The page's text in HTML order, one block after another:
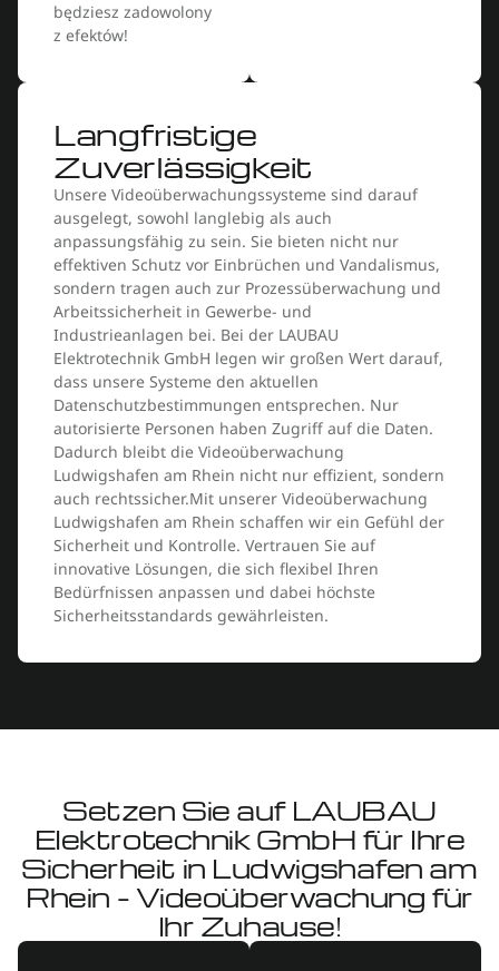
będziesz zadowolony
z efektów!
Langfristige
Zuverlässigkeit
Unsere Videoüberwachungssysteme sind darauf
ausgelegt, sowohl langlebig als auch
anpassungsfähig zu sein. Sie bieten nicht nur
effektiven Schutz vor Einbrüchen und Vandalismus,
sondern tragen auch zur Prozessüberwachung und
Arbeitssicherheit in Gewerbe- und
Industrieanlagen bei. Bei der LAUBAU
Elektrotechnik GmbH legen wir großen Wert darauf,
dass unsere Systeme den aktuellen
Datenschutzbestimmungen entsprechen. Nur
autorisierte Personen haben Zugriff auf die Daten.
Dadurch bleibt die Videoüberwachung
Ludwigshafen am Rhein nicht nur effizient, sondern
auch rechtssicher.Mit unserer Videoüberwachung
Ludwigshafen am Rhein schaffen wir ein Gefühl der
Sicherheit und Kontrolle. Vertrauen Sie auf
innovative Lösungen, die sich flexibel Ihren
Bedürfnissen anpassen und dabei höchste
Sicherheitsstandards gewährleisten.
Setzen Sie auf LAUBAU
Elektrotechnik GmbH für Ihre
Sicherheit in Ludwigshafen am
Rhein – Videoüberwachung für
Ihr Zuhause!